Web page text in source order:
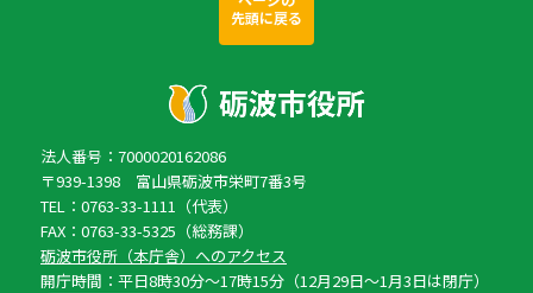
先頭に戻る
法人番号：7000020162086
〒939-1398 富山県砺波市栄町7番3号
TEL：0763-33-1111（代表）
FAX：0763-33-5325（総務課）
砺波市役所（本庁舎）へのアクセス
開庁時間：平日8時30分〜17時15分（12月29日〜1月3日は閉庁）